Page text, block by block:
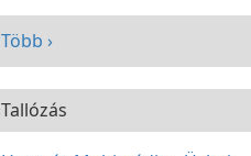
Több ›
Tallózás